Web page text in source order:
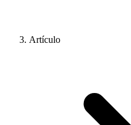
Artículo